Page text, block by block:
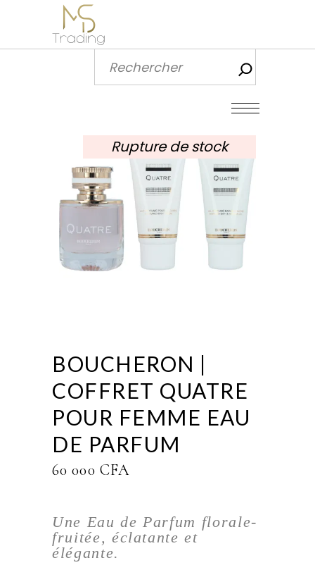
Rupture de stock
BOUCHERON |
COFFRET QUATRE
POUR FEMME EAU
DE PARFUM
60 000 CFA
Une Eau de Parfum florale-
fruitée, éclatante et
élégante.